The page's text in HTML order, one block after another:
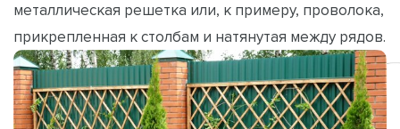
металлическая решетка или, к примеру, проволока,
прикрепленная к столбам и натянутая между рядов.